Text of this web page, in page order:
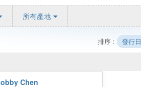
所有產地
排序 : 發行日
Chen